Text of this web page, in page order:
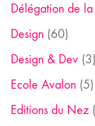
Délégation de la
Design (60)
Design & Dev (3)
Ecole Avalon (5)
Editions du Nez